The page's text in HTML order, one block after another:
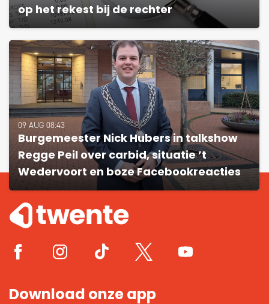
op het rekest bij de rechter
09 AUG 08:43
Burgemeester Nick Hubers in talkshow
Regge Peil over carbid, situatie ’t
Wedervoort en boze Facebookreacties
Download onze app